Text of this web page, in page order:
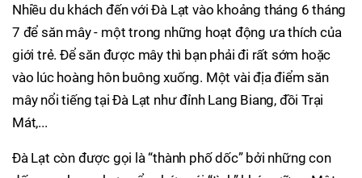
Nhiều du khách đến với Đà Lạt vào khoảng tháng 6 tháng
7 để săn mây - một trong những hoạt động ưa thích của
giới trẻ. Để săn được mây thì bạn phải đi rất sớm hoặc
vào lúc hoàng hôn buông xuống. Một vài địa điểm săn
mây nổi tiếng tại Đà Lạt như đỉnh Lang Biang, đồi Trại
Mát,...
Đà Lạt còn được gọi là “thành phố dốc” bởi những con